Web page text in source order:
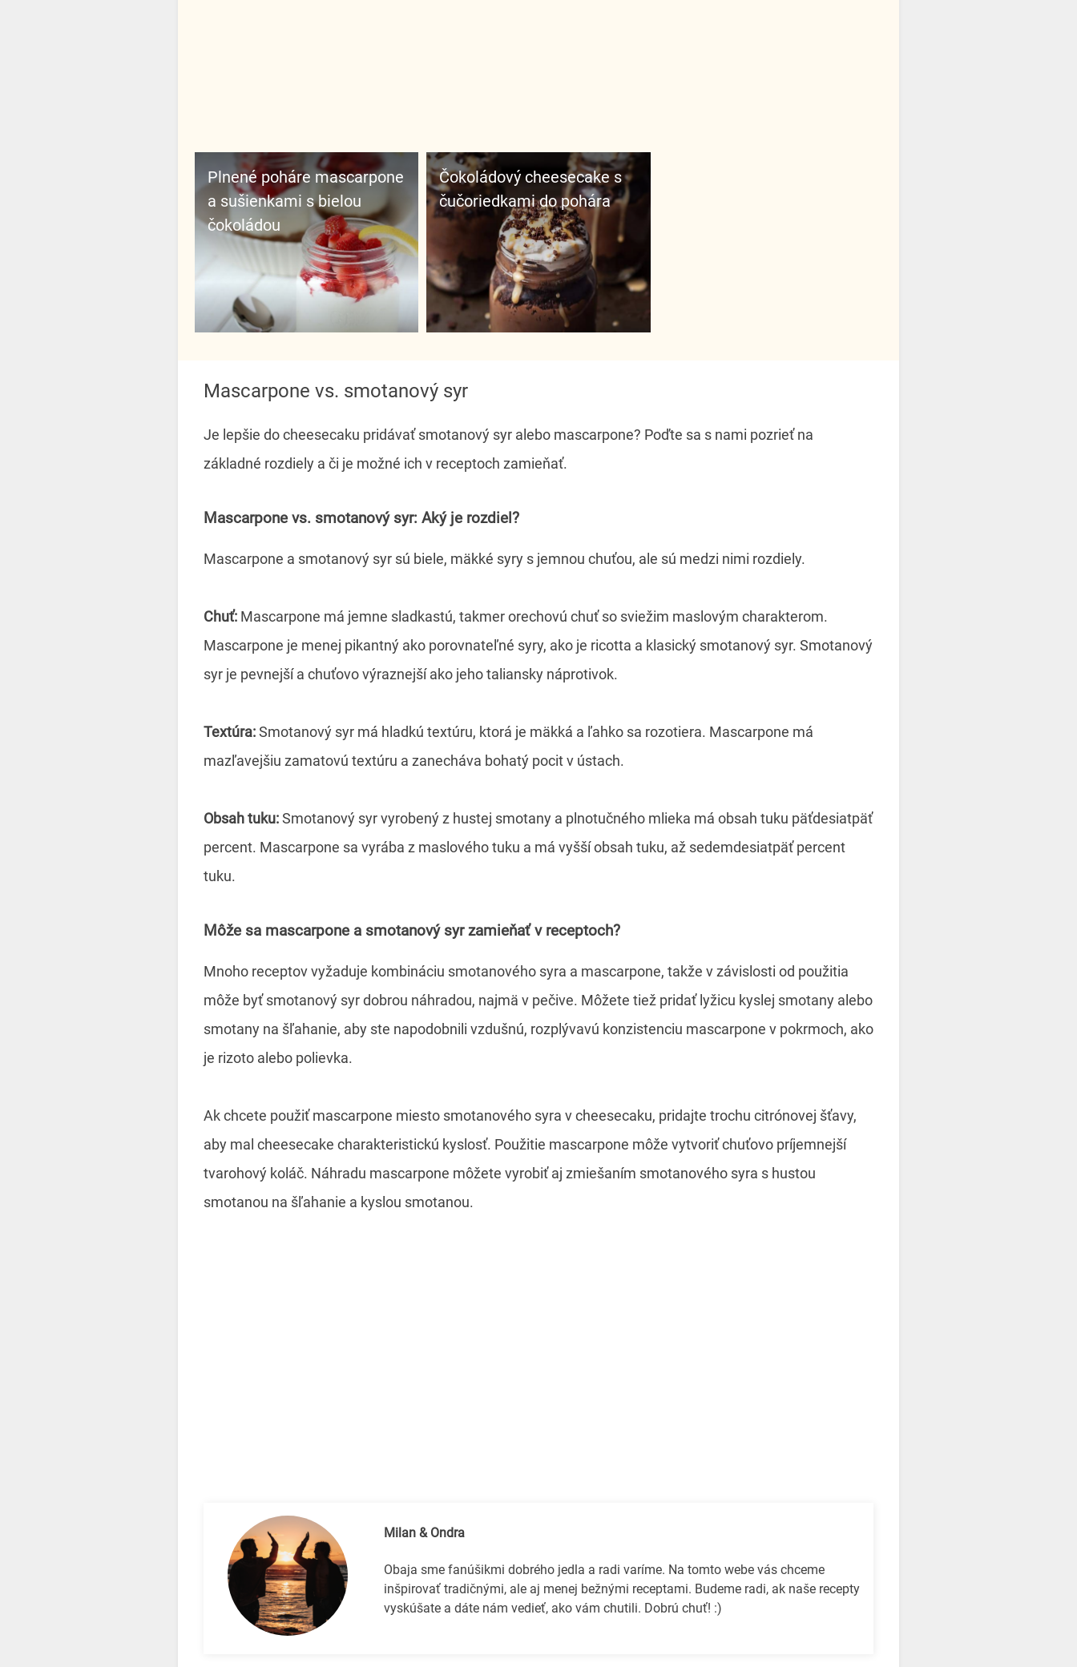
Plnené poháre mascarpone
a sušienkami s bielou
čokoládou
Čokoládový cheesecake s
čučoriedkami do pohára
Mascarpone vs. smotanový syr
Je lepšie do cheesecaku pridávať smotanový syr alebo mascarpone? Poďte sa s nami pozrieť na
základné rozdiely a či je možné ich v receptoch zamieňať.
Mascarpone vs. smotanový syr: Aký je rozdiel?
Mascarpone a smotanový syr sú biele, mäkké syry s jemnou chuťou, ale sú medzi nimi rozdiely.
Chuť: Mascarpone má jemne sladkastú, takmer orechovú chuť so sviežim maslovým charakterom.
Mascarpone je menej pikantný ako porovnateľné syry, ako je ricotta a klasický smotanový syr. Smotanový
syr je pevnejší a chuťovo výraznejší ako jeho taliansky náprotivok.
Textúra:Smotanový syr má hladkú textúru, ktorá je mäkká a ľahko sa rozotiera. Mascarpone má
mazľavejšiu zamatovú textúru a zanecháva bohatý pocit v ústach.
Obsah tuku:Smotanový syr vyrobený z hustej smotany a plnotučného mlieka má obsah tuku päťdesiatpäť
percent. Mascarpone sa vyrába z maslového tuku a má vyšší obsah tuku, až sedemdesiatpäť percent
tuku.
Môže sa mascarpone a smotanový syr zamieňať v receptoch?
Mnoho receptov vyžaduje kombináciu smotanového syra a mascarpone, takže v závislosti od použitia
môže byť smotanový syr dobrou náhradou, najmä v pečive. Môžete tiež pridať lyžicu kyslej smotany alebo
smotany na šľahanie, aby ste napodobnili vzdušnú, rozplývavú konzistenciu mascarpone v pokrmoch, ako
je rizoto alebo polievka.
Ak chcete použiť mascarpone miesto smotanového syra v cheesecaku, pridajte trochu citrónovej šťavy,
aby mal cheesecake charakteristickú kyslosť. Použitie mascarpone môže vytvoriť chuťovo príjemnejší
tvarohový koláč. Náhradu mascarpone môžete vyrobiť aj zmiešaním smotanového syra s hustou
smotanou na šľahanie a kyslou smotanou.
Milan & Ondra
Obaja sme fanúšikmi dobrého jedla a radi varíme. Na tomto webe vás chceme
inšpirovať tradičnými, ale aj menej bežnými receptami. Budeme radi, ak naše recepty
vyskúšate a dáte nám vedieť, ako vám chutili. Dobrú chuť! :)